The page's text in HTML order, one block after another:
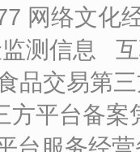
网络文化
测信息
品交易第
方平台备